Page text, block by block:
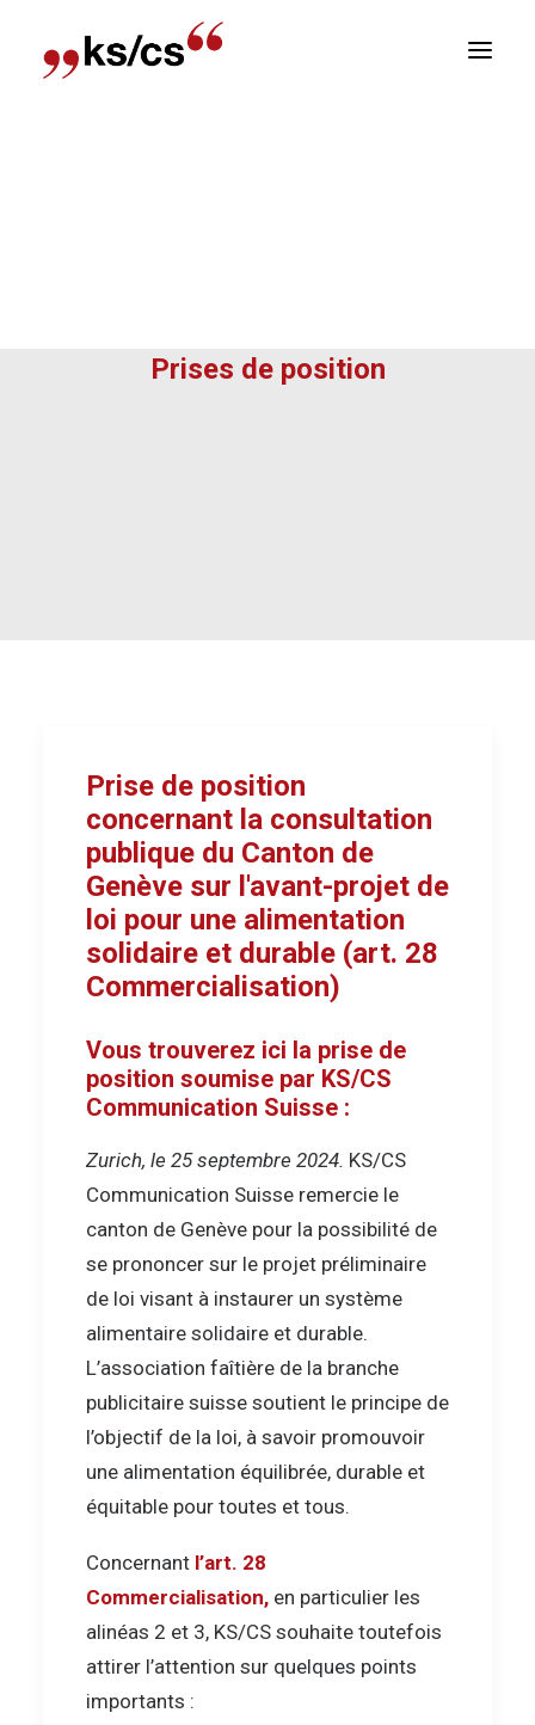
Prises de position
Prise de position
concernant la consultation
publique du Canton de
Genève sur l'avant-projet de
loi pour une alimentation
solidaire et durable (art. 28
Commercialisation)
Vous trouverez ici la prise de
position soumise par KS/CS
Communication Suisse :
Zurich, le 25 septembre 2024. KS/CS
Communication Suisse remercie le
canton de Genève pour la possibilité de
se prononcer sur le projet préliminaire
de loi visant à instaurer un système
alimentaire solidaire et durable.
L’association faîtière de la branche
publicitaire suisse soutient le principe de
l’objectif de la loi, à savoir promouvoir
une alimentation équilibrée, durable et
équitable pour toutes et tous.
Concernant l’art. 28
Commercialisation, en particulier les
alinéas 2 et 3, KS/CS souhaite toutefois
attirer l’attention sur quelques points
importants :